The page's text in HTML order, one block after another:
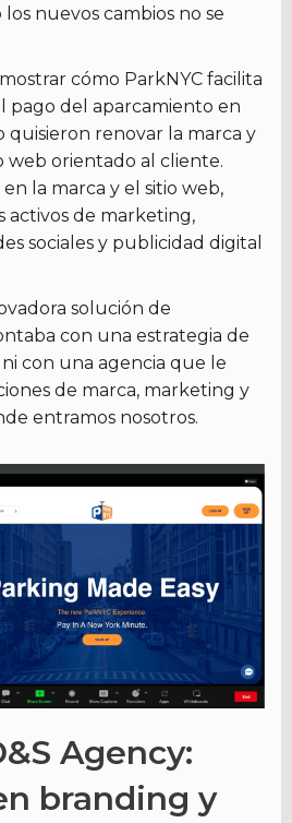
nuevos cambios no se
cómo ParkNYC facilita
pago del aparcamiento en
quisieron renovar la marca y
web orientado al cliente.
la marca y el sitio web,
activos de marketing,
sociales y publicidad digital
solución de
con una estrategia de
con una agencia que le
de marca, marketing y
entramos nosotros.
Agency:
branding y